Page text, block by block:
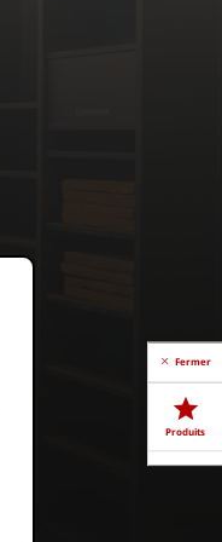
Fermer
Produits